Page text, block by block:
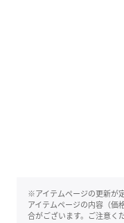
※アイテムページの更新が
アイテムページの内容（価
合がございます。ご注意く